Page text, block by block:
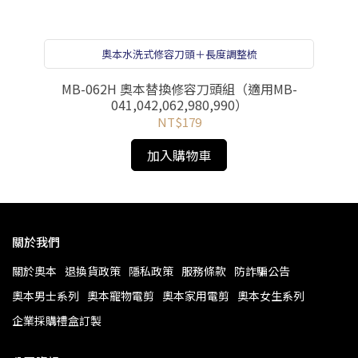
奧本水洗式修容刀頭＋長度調整梳
MB-062H 奧本替換修容刀頭組（適用MB-
041,042,062,980,990）
NT$179
加入購物車
關於我們
關於奧本 退換貨政策 隱私政策 服務條款 防詐騙公告
奧本男士系列 奧本寵物電剪 奧本家用電剪 奧本女生系列
企業採購禮盒訂製